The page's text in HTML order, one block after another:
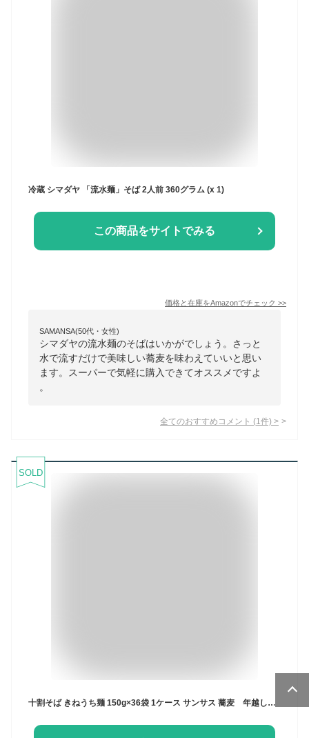
冷蔵 シマダヤ 「流水麺」そば 2人前 360グラム (x 1)
この商品をサイトでみる
価格と在庫をAmazonでチェック >>
SAMANSA(50代・女性)
シマダヤの流水麺のそばはいかがでしょう。さっと
水で流すだけで美味しい蕎麦を味わえていいと思い
ます。スーパーで気軽に購入できてオススメですよ
。
全てのおすすめコメント (1 件) >
SOLD
十割そば きねうち麺 150g×36袋 1ケース サンサス 蕎麦 年越しそば